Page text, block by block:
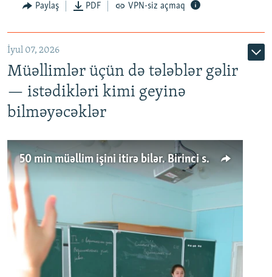
Paylaş PDF VPN-siz açmaq
İyul 07, 2026
Müəllimlər üçün də tələblər gəlir
— istədikləri kimi geyinə
bilməyəcəklər
50 min müəllim işini itirə bilər. Birinci sinfə gedənlər azalır